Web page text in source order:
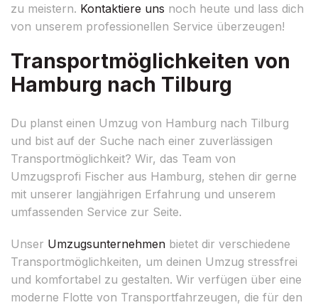
zu meistern. Kontaktiere uns noch heute und lass dich
von unserem professionellen Service überzeugen!
Transportmöglichkeiten von
Hamburg nach Tilburg
Du planst einen Umzug von Hamburg nach Tilburg
und bist auf der Suche nach einer zuverlässigen
Transportmöglichkeit? Wir, das Team von
Umzugsprofi Fischer aus Hamburg, stehen dir gerne
mit unserer langjährigen Erfahrung und unserem
umfassenden Service zur Seite.
Unser Umzugsunternehmen bietet dir verschiedene
Transportmöglichkeiten, um deinen Umzug stressfrei
und komfortabel zu gestalten. Wir verfügen über eine
moderne Flotte von Transportfahrzeugen, die für den